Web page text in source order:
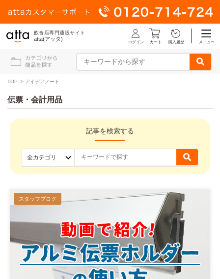
飲食店専門通販サイト
atta(アッタ) ログイン カート 購入履歴 メニュー
TOP > アイデアノート
伝票・会計用品
記事を検索する
スタッフブログ